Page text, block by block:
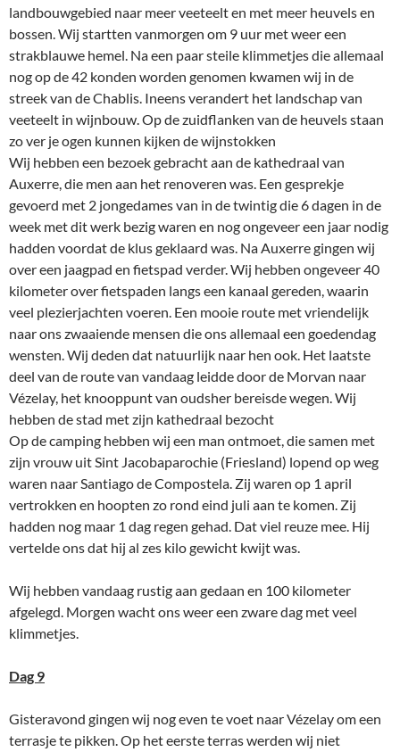
landbouwgebied naar meer veeteelt en met meer heuvels en
bossen. Wij startten vanmorgen om 9 uur met weer een
strakblauwe hemel. Na een paar steile klimmetjes die allemaal
nog op de 42 konden worden genomen kwamen wij in de
streek van de Chablis. Ineens verandert het landschap van
veeteelt in wijnbouw. Op de zuidflanken van de heuvels staan
zo ver je ogen kunnen kijken de wijnstokken
Wij hebben een bezoek gebracht aan de kathedraal van
Auxerre, die men aan het renoveren was. Een gesprekje
gevoerd met 2 jongedames van in de twintig die 6 dagen in de
week met dit werk bezig waren en nog ongeveer een jaar nodig
hadden voordat de klus geklaard was. Na Auxerre gingen wij
over een jaagpad en fietspad verder. Wij hebben ongeveer 40
kilometer over fietspaden langs een kanaal gereden, waarin
veel plezierjachten voeren. Een mooie route met vriendelijk
naar ons zwaaiende mensen die ons allemaal een goedendag
wensten. Wij deden dat natuurlijk naar hen ook. Het laatste
deel van de route van vandaag leidde door de Morvan naar
Vézelay, het knooppunt van oudsher bereisde wegen. Wij
hebben de stad met zijn kathedraal bezocht
Op de camping hebben wij een man ontmoet, die samen met
zijn vrouw uit Sint Jacobaparochie (Friesland) lopend op weg
waren naar Santiago de Compostela. Zij waren op 1 april
vertrokken en hoopten zo rond eind juli aan te komen. Zij
hadden nog maar 1 dag regen gehad. Dat viel reuze mee. Hij
vertelde ons dat hij al zes kilo gewicht kwijt was.
Wij hebben vandaag rustig aan gedaan en 100 kilometer
afgelegd. Morgen wacht ons weer een zware dag met veel
klimmetjes.
Dag 9
Gisteravond gingen wij nog even te voet naar Vézelay om een
terrasje te pikken. Op het eerste terras werden wij niet